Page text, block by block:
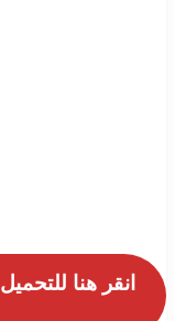
انقر هنا للتحميل